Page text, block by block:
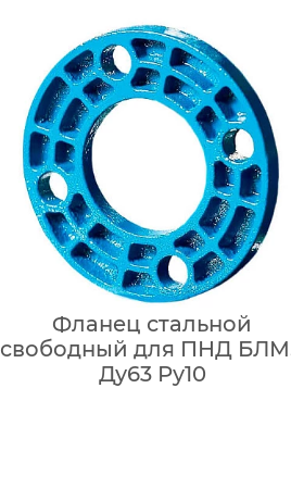
Фланец стальной
свободный для ПНД
Ду63 Ру10